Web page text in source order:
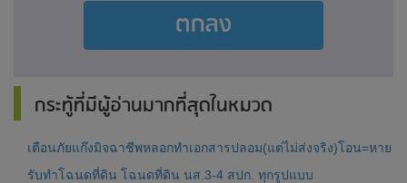
ตกลง
กระทู้ที่มีผู้อ่านมากที่สุดในหมวด
เตือนภัยแก๊งมิจฉาชีพหลอกทำเอกสารปลอม(แต่ไม่ส่งจริง)โอน=หาย
รับทำโฉนดที่ดิน โฉนดที่ดิน นส.3-4 สปก. ทุกรูปแบบ